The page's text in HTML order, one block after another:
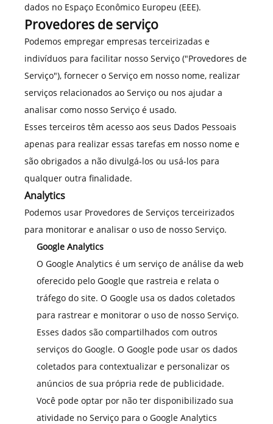
dados no Espaço Econômico Europeu (EEE).
Provedores de serviço
Podemos empregar empresas terceirizadas e
indivíduos para facilitar nosso Serviço ("Provedores de
Serviço"), fornecer o Serviço em nosso nome, realizar
serviços relacionados ao Serviço ou nos ajudar a
analisar como nosso Serviço é usado.
Esses terceiros têm acesso aos seus Dados Pessoais
apenas para realizar essas tarefas em nosso nome e
são obrigados a não divulgá-los ou usá-los para
qualquer outra finalidade.
Analytics
Podemos usar Provedores de Serviços terceirizados
para monitorar e analisar o uso de nosso Serviço.
Google Analytics
O Google Analytics é um serviço de análise da web
oferecido pelo Google que rastreia e relata o
tráfego do site. O Google usa os dados coletados
para rastrear e monitorar o uso de nosso Serviço.
Esses dados são compartilhados com outros
serviços do Google. O Google pode usar os dados
coletados para contextualizar e personalizar os
anúncios de sua própria rede de publicidade.
Você pode optar por não ter disponibilizado sua
atividade no Serviço para o Google Analytics